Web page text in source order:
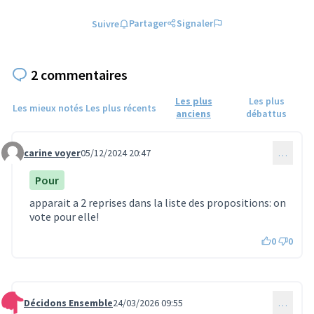
Suivre Partager Signaler
2 commentaires
Les mieux notés Les plus récents
Les plus
anciens
Les plus
débattus
Commentaire 1325
carine voyer05/12/2024 20:47 …
Pour
apparait a 2 reprises dans la liste des propositions: on
vote pour elle!
0 0
Commentaire 1778
Décidons Ensemble24/03/2026 09:55 …